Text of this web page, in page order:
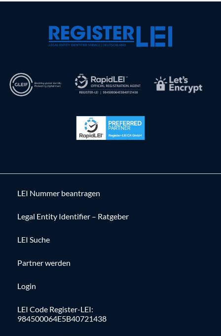
LEI Nummer beantragen
Legal Entity Identifier – Ratgeber
LEI Suche
Partner werden
Login
LEI Code Register-LEI:
984500064E5B40721438